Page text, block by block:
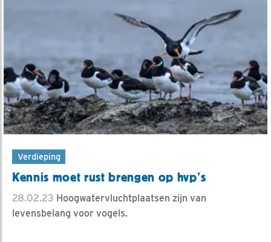
Verdieping
Kennis moet rust brengen op hvp’s
28.02.23 Hoogwatervluchtplaatsen zijn van
levensbelang voor vogels.